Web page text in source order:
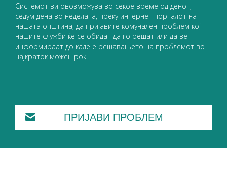
Системот ви овозможува во секое време од денот,
седум дена во неделата, преку интернет порталот на
нашата општина, да пријавите комунален проблем кој
нашите служби ќе се обидат да го решат или да ве
информираат до каде е решавањето на проблемот во
најкраток можен рок.
ПРИЈАВИ ПРОБЛЕМ